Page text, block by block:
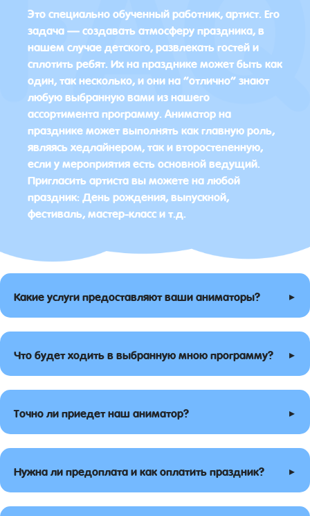
Это специально обученный работник, артист. Его
задача — создавать атмосферу праздника, в
нашем случае детского, развлекать гостей и
сплотить ребят. Их на празднике может быть как
один, так несколько, и они на “отлично” знают
любую выбранную вами из нашего
ассортимента программу. Аниматор на
празднике может выполнять как главную роль,
являясь хедлайнером, так и второстепенную,
если у мероприятия есть основной ведущий.
Пригласить артиста вы можете на любой
праздник: День рождения, выпускной,
фестиваль, мастер-класс и т.д.
Какие услуги предоставляют ваши аниматоры? ▸
Что будет ходить в выбранную мною программу? ▸
Точно ли приедет наш аниматор? ▸
Нужна ли предоплата и как оплатить праздник? ▸